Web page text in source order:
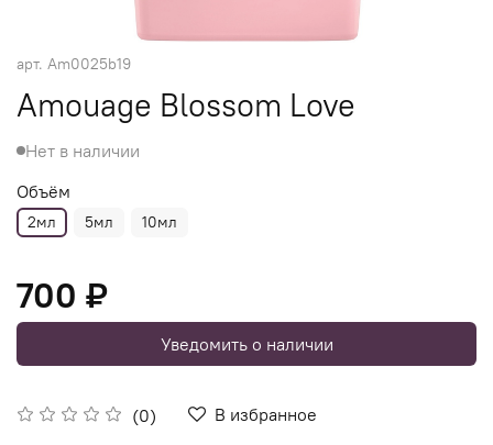
арт. Am0025b19
Amouage Blossom Love
(0) В избранное
Нет в наличии
Объём
2мл 5мл 10мл
700 ₽
Уведомить о наличии